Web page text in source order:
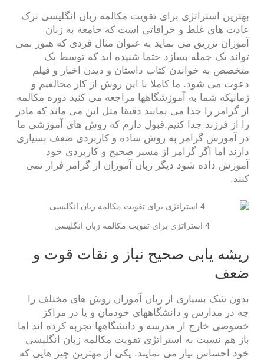
بهترین استراتژی برای تقویت مکالمه زبان انگلیسی ترک
عادت های غلط و خرافاتی است که جامعه به زبان
آموزان تزریق می نماید به عنوان مثال فردی که هنوز نمی
تواند یک جمله بسازد حتما شنیده اید که توسط یک
متخصص به خواندن کتاب داستان و دیدن اخبار و فیلم
دعوت می شود. ما کاملا با این روش از کار مخالفیم و
زمانیکه شما به آموزشگاهها مراجعه می کنید دوره مکالمه
از گرامر را جدا می نمایند دقیقا مثل این می ماند که مادر
را از فرزند جدا کنیم.قبول دارم که روش های آموزشی ما
در آموزش گرامر به روش ساده و کاربردی ضعف بسیاری
دارند اما اگر گرامر از مسیر صحیح و کاربردی خود
آموزش داده شود دیگر زبان آموزان از گرامر فرار نمی
کنند.
4 استراتژی برای تقویت مکالمه زبان انگلیسی
ریشه یابی صحیح نیاز و نقات قوت و
ضعف
بدون شک بسیاری از زبان آموزان روش های مختلف را
چه در مدارس و دانشگاههای خودمان و یا در مراکز
خصوصی خارج از مدرسه و دانشگاهها تجربه کرده اند اما
باز هم نسبت به استراتژی تقویت مکالمه زبان انگلیسی
خود احساس نیاز می نمایند. یکی از مهترین چیز هایی که